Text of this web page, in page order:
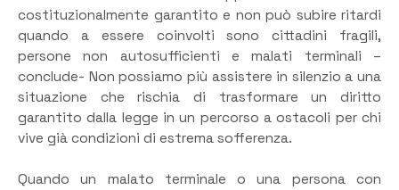
costituzionalmente garantito e non può subire ritardi
quando a essere coinvolti sono cittadini fragili,
persone non autosufficienti e malati terminali –
conclude- Non possiamo più assistere in silenzio a una
situazione che rischia di trasformare un diritto
garantito dalla legge in un percorso a ostacoli per chi
vive già condizioni di estrema sofferenza.
Quando un malato terminale o una persona con